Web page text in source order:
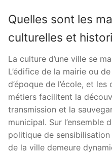
Quelles sont les
culturelles et
La culture d’une ville se
L’édifice de la mairie ou
d’époque de l’école, et
métiers facilitent la
transmission et la
municipal. Sur l’ensemble
politique de
de la ville demeure